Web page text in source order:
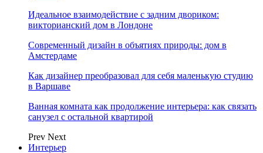
Идеальное взаимодействие с задним двориком:
викторианский дом в Лондоне
Современный дизайн в объятиях природы: дом в
Амстердаме
Как дизайнер преобразовал для себя маленькую студию
в Варшаве
Ванная комната как продолжение интерьера: как связать
санузел с остальной квартирой
Prev Next
Интерьер